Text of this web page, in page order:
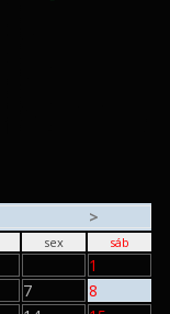
>
sex sáb
1
7
8